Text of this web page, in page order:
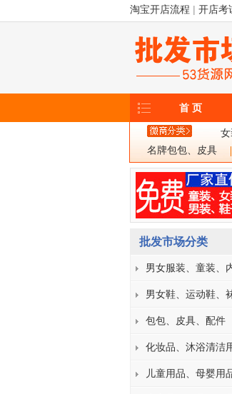
淘宝开店流程 | 开店考
首 页
名牌包包、皮具
批发市场分类
男女服装、童装、
男女鞋、运动鞋、
包包、皮具、配件
化妆品、沐浴清洁
儿童用品、母婴用